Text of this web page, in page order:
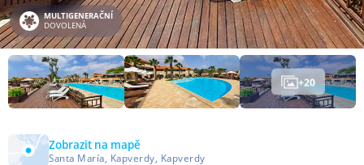
MULTIGENERAČNÍ
DOVOLENÁ
+20
Zobrazit na mapě
Santa María, Kapverdy, Kapverdy